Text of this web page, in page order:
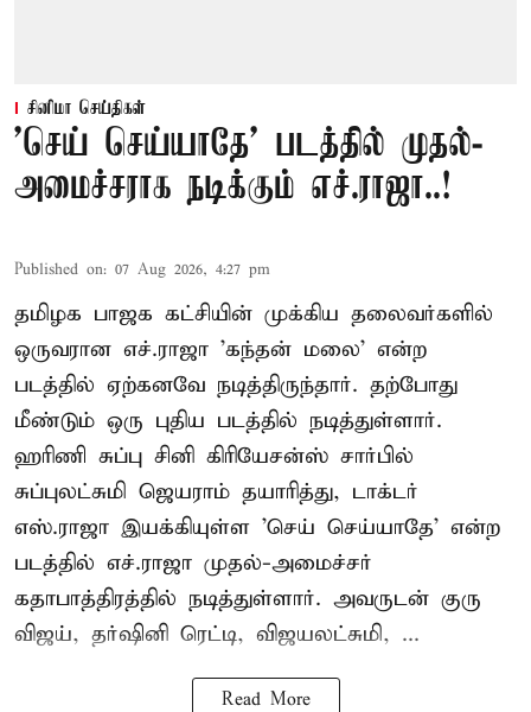
சினிமா செய்திகள்
'செய் செய்யாதே' படத்தில் முதல்-
அமைச்சராக நடிக்கும் எச்.ராஜா..!
Published on: 07 Aug 2026, 4:27 pm
தமிழக பாஜக கட்சியின் முக்கிய தலைவர்களில்
ஒருவரான எச்.ராஜா 'கந்தன் மலை' என்ற
படத்தில் ஏற்கனவே நடித்திருந்தார். தற்போது
மீண்டும் ஒரு புதிய படத்தில் நடித்துள்ளார்.
ஹரிணி சுப்பு சினி கிரியேசன்ஸ் சார்பில்
சுப்புலட்சுமி ஜெயராம் தயாரித்து, டாக்டர்
எஸ்.ராஜா இயக்கியுள்ள 'செய் செய்யாதே' என்ற
படத்தில் எச்.ராஜா முதல்-அமைச்சர்
கதாபாத்திரத்தில் நடித்துள்ளார். அவருடன் குரு
விஜய், தர்ஷினி ரெட்டி, விஜயலட்சுமி, ...
Read More